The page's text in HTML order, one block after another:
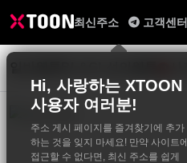
최신주소
Hi, 사랑하는 XTOON
사용자 여러분!
주소 게시 페이지를 즐겨찾기에 추가
하는 것을 잊지 마세요! 만약 사이트에
접근할 수 없다면, 최신 주소를 쉽게
고객센터